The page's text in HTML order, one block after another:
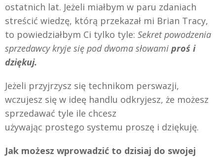
ostatnich lat. Jeżeli miałbym w paru zdaniach
streścić wiedzę, którą przekazał mi Brian Tracy,
to powiedziałbym Ci tylko tyle: Sekret powodzenia
sprzedawcy kryje się pod dwoma słowami proś i
dziękuj.
Jeżeli przyjrzysz się technikom perswazji,
wczujesz się w ideę handlu odkryjesz, że możesz
sprzedawać tyle ile chcesz
używając prostego systemu proszę i dziękuję.
Jak możesz wprowadzić to dzisiaj do swojej